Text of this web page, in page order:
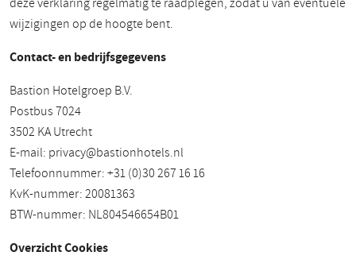
wijzigingen op de hoogte bent.
Contact- en bedrijfsgegevens
Bastion Hotelgroep B.V.
Postbus 7024
3502 KA Utrecht
E-mail: privacy@bastionhotels.nl
Telefoonnummer: +31 (0)30 267 16 16
KvK-nummer: 20081363
BTW-nummer: NL804546654B01
Overzicht Cookies